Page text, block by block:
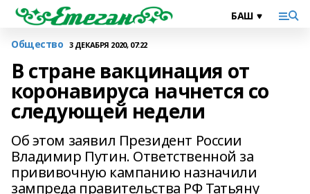
Общество 3 ДЕКАБРЯ 2020, 07:22
В стране вакцинация от
коронавируса начнется со
следующей недели
Об этом заявил Президент России
Владимир Путин. Ответственной за
прививочную кампанию назначили
зампреда правительства РФ Татьяну